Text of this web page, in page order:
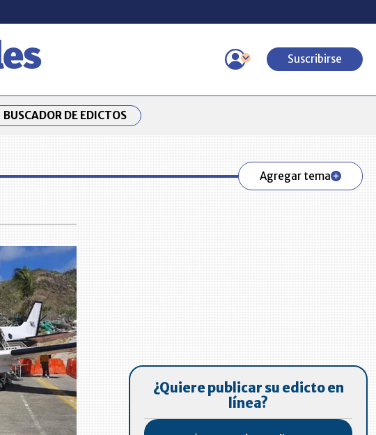
Suscribirse
BUSCADOR DE EDICTOS
Agregar tema
¿Quiere publicar su edicto en
línea?